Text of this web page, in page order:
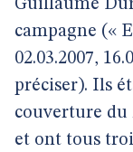
Guillaume
campagne («
02.03.2007,
préciser). Ils
couverture du
et ont tous